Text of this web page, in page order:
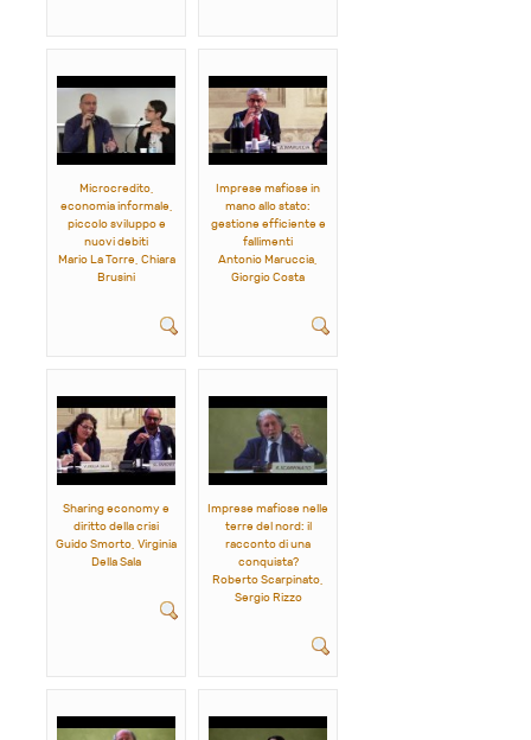
Microcredito,
economia informale,
piccolo sviluppo e
nuovi debiti
Mario La Torre, Chiara
Brusini
Imprese mafiose in
mano allo stato:
gestione efficiente e
fallimenti
Antonio Maruccia,
Giorgio Costa
Sharing economy e
diritto della crisi
Guido Smorto, Virginia
Della Sala
Imprese mafiose nelle
terre del nord: il
racconto di una
conquista?
Roberto Scarpinato,
Sergio Rizzo